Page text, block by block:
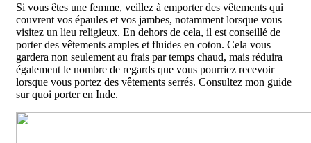
Si vous êtes une femme, veillez à emporter des vêtements qui
couvrent vos épaules et vos jambes, notamment lorsque vous
visitez un lieu religieux. En dehors de cela, il est conseillé de
porter des vêtements amples et fluides en coton. Cela vous
gardera non seulement au frais par temps chaud, mais réduira
également le nombre de regards que vous pourriez recevoir
lorsque vous portez des vêtements serrés. Consultez mon guide
sur quoi porter en Inde.